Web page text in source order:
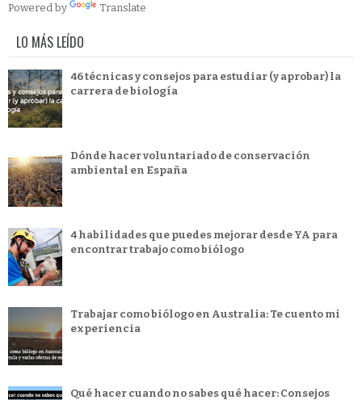
Powered by Translate
LO MÁS LEÍDO
46 técnicas y consejos para estudiar (y aprobar) la
carrera de biología
Dónde hacer voluntariado de conservación
ambiental en España
4 habilidades que puedes mejorar desde YA para
encontrar trabajo como biólogo
Trabajar como biólogo en Australia: Te cuento mi
experiencia
Qué hacer cuando no sabes qué hacer: Consejos